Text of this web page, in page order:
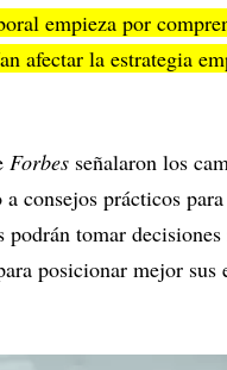
empieza por
afectar la estrategia
Forbes señalaron los
consejos prácticos
tomar
posicionar mejor sus